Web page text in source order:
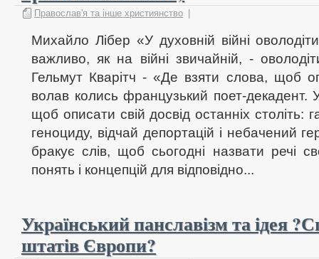
Православ'я та інше християнство
Михайло Лібер «У духовній війні
важливо, як на війні звичайній, -
Гельмут Кварітч - «Де взяти слова, щоб
волав колись французький поет-декадент.
щоб описати свій досвід останніх століть:
геноциду, відчай депортацій і небачений
бракує слів, щоб сьогодні назвати речі
понять і концепцій для відповідно...
Український панславізм та ідея
штатів Європи?